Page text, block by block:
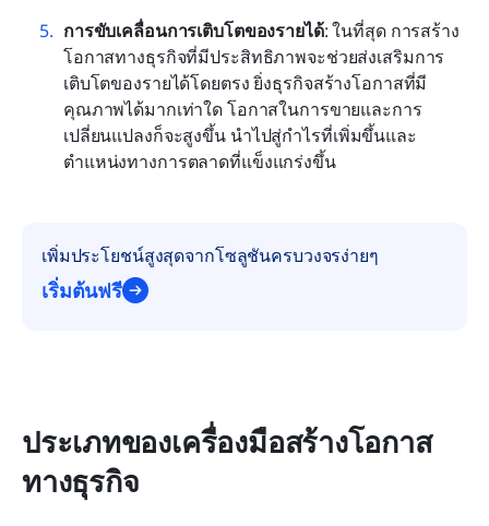
การขับเคลื่อนการเติบโตของรายได้: ในที่สุด การสร้าง
โอกาสทางธุรกิจที่มีประสิทธิภาพจะช่วยส่งเสริมการ
เติบโตของรายได้โดยตรง ยิ่งธุรกิจสร้างโอกาสที่มี
คุณภาพได้มากเท่าใด โอกาสในการขายและการ
เปลี่ยนแปลงก็จะสูงขึ้น นำไปสู่กำไรที่เพิ่มขึ้นและ
ตำแหน่งทางการตลาดที่แข็งแกร่งขึ้น
เพิ่มประโยชน์สูงสุดจากโซลูชันครบวงจรง่ายๆ
เริ่มต้นฟรี
ประเภทของเครื่องมือสร้างโอกาส
ทางธุรกิจ